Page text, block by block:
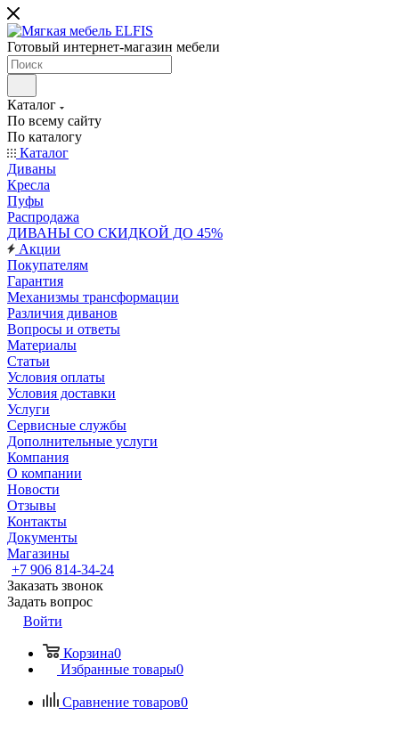
Готовый интернет-магазин мебели
Каталог
По всему сайту
По каталогу
Каталог
Диваны
Кресла
Пуфы
Распродажа
ДИВАНЫ СО СКИДКОЙ ДО 45%
Акции
Покупателям
Гарантия
Механизмы трансформации
Различия диванов
Вопросы и ответы
Материалы
Статьи
Условия оплаты
Условия доставки
Услуги
Сервисные службы
Дополнительные услуги
Компания
О компании
Новости
Отзывы
Контакты
Документы
Магазины
+7 906 814-34-24
Заказать звонок
Задать вопрос
Войти
Корзина0
Избранные товары0
Сравнение товаров0